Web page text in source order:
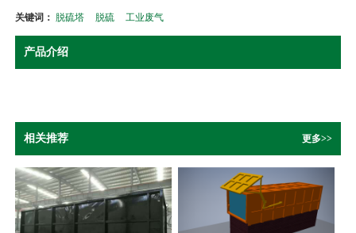
关键词： 脱硫塔 脱硫 工业废气
产品介绍
相关推荐 更多>>